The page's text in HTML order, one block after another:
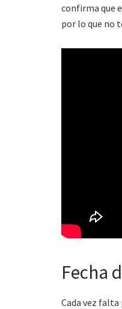
confirma que
por lo que no
Fecha
Cada vez